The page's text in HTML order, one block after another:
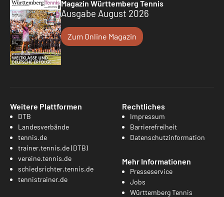
Magazin Württemberg Tennis
Ausgabe August 2026
Zum Online Magazin
Weitere Plattformen
DTB
Landesverbände
tennis.de
trainer.tennis.de (DTB)
vereine.tennis.de
schiedsrichter.tennis.de
tennistrainer.de
Rechtliches
Impressum
Barrierefreiheit
Datenschutzinformation
Mehr Informationen
Presseservice
Jobs
Württemberg Tennis